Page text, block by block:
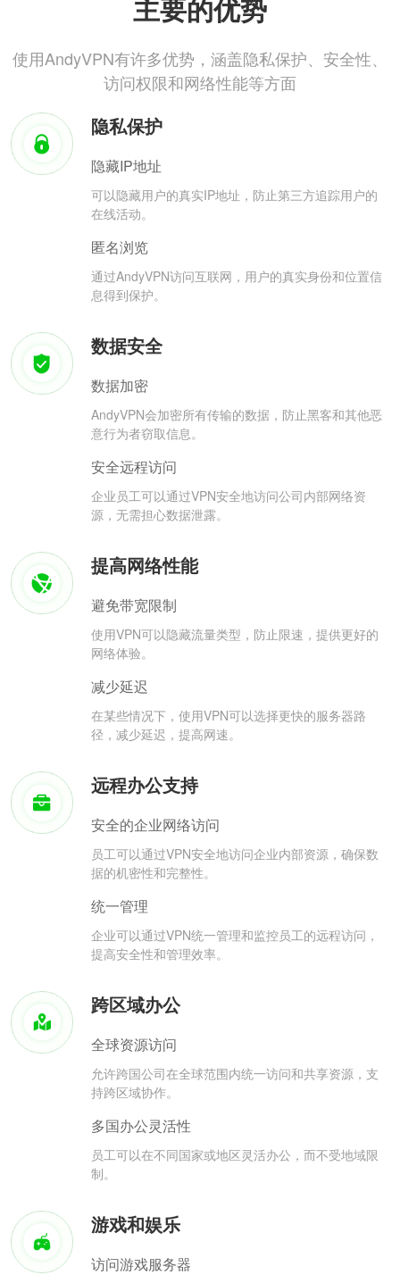
主要的优势
使用AndyVPN有许多优势，涵盖隐私保护、安全性、
访问权限和网络性能等方面
隐私保护
隐藏IP地址
可以隐藏用户的真实IP地址，防止第三方追踪用户的
在线活动。
匿名浏览
通过AndyVPN访问互联网，用户的真实身份和位置信
息得到保护。
数据安全
数据加密
AndyVPN会加密所有传输的数据，防止黑客和其他恶
意行为者窃取信息。
安全远程访问
企业员工可以通过VPN安全地访问公司内部网络资
源，无需担心数据泄露。
提高网络性能
避免带宽限制
使用VPN可以隐藏流量类型，防止限速，提供更好的
网络体验。
减少延迟
在某些情况下，使用VPN可以选择更快的服务器路
径，减少延迟，提高网速。
远程办公支持
安全的企业网络访问
员工可以通过VPN安全地访问企业内部资源，确保数
据的机密性和完整性。
统一管理
企业可以通过VPN统一管理和监控员工的远程访问，
提高安全性和管理效率。
跨区域办公
全球资源访问
允许跨国公司在全球范围内统一访问和共享资源，支
持跨区域协作。
多国办公灵活性
员工可以在不同国家或地区灵活办公，而不受地域限
制。
游戏和娱乐
访问游戏服务器